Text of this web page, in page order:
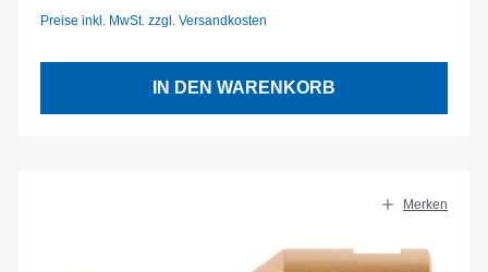
Preise inkl. MwSt. zzgl. Versandkosten
IN DEN WARENKORB
Merken